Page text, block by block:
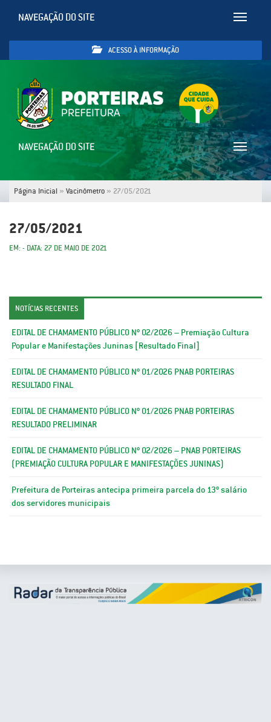
Toggle
NAVEGAÇÃO DO SITE
ACESSO À INFORMAÇÃO
Toggle
NAVEGAÇÃO DO SITE
Página Inicial » Vacinômetro » 27/05/2021
27/05/2021
EM: - DATA: 27 DE MAIO DE 2021
NOTÍCIAS RECENTES
EDITAL DE CHAMAMENTO PÚBLICO Nº 02/2026 – Premiação Cultura
Popular e Manifestações Juninas [Resultado Final]
EDITAL DE CHAMAMENTO PÚBLICO Nº 01/2026 PNAB PORTEIRAS
RESULTADO FINAL
EDITAL DE CHAMAMENTO PÚBLICO Nº 01/2026 PNAB PORTEIRAS
RESULTADO PRELIMINAR
EDITAL DE CHAMAMENTO PÚBLICO Nº 02/2026 – PNAB PORTEIRAS
(PREMIAÇÃO CULTURA POPULAR E MANIFESTAÇÕES JUNINAS)
Prefeitura de Porteiras antecipa primeira parcela do 13º salário
dos servidores municipais